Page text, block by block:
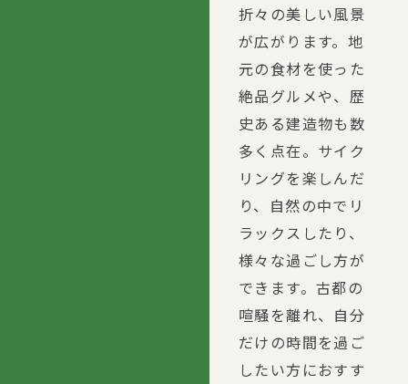
折々の美しい風景
が広がります。地
元の食材を使った
絶品グルメや、歴
史ある建造物も数
多く点在。サイク
リングを楽しんだ
り、自然の中でリ
ラックスしたり、
様々な過ごし方が
できます。古都の
喧騒を離れ、自分
だけの時間を過ご
したい方におすす